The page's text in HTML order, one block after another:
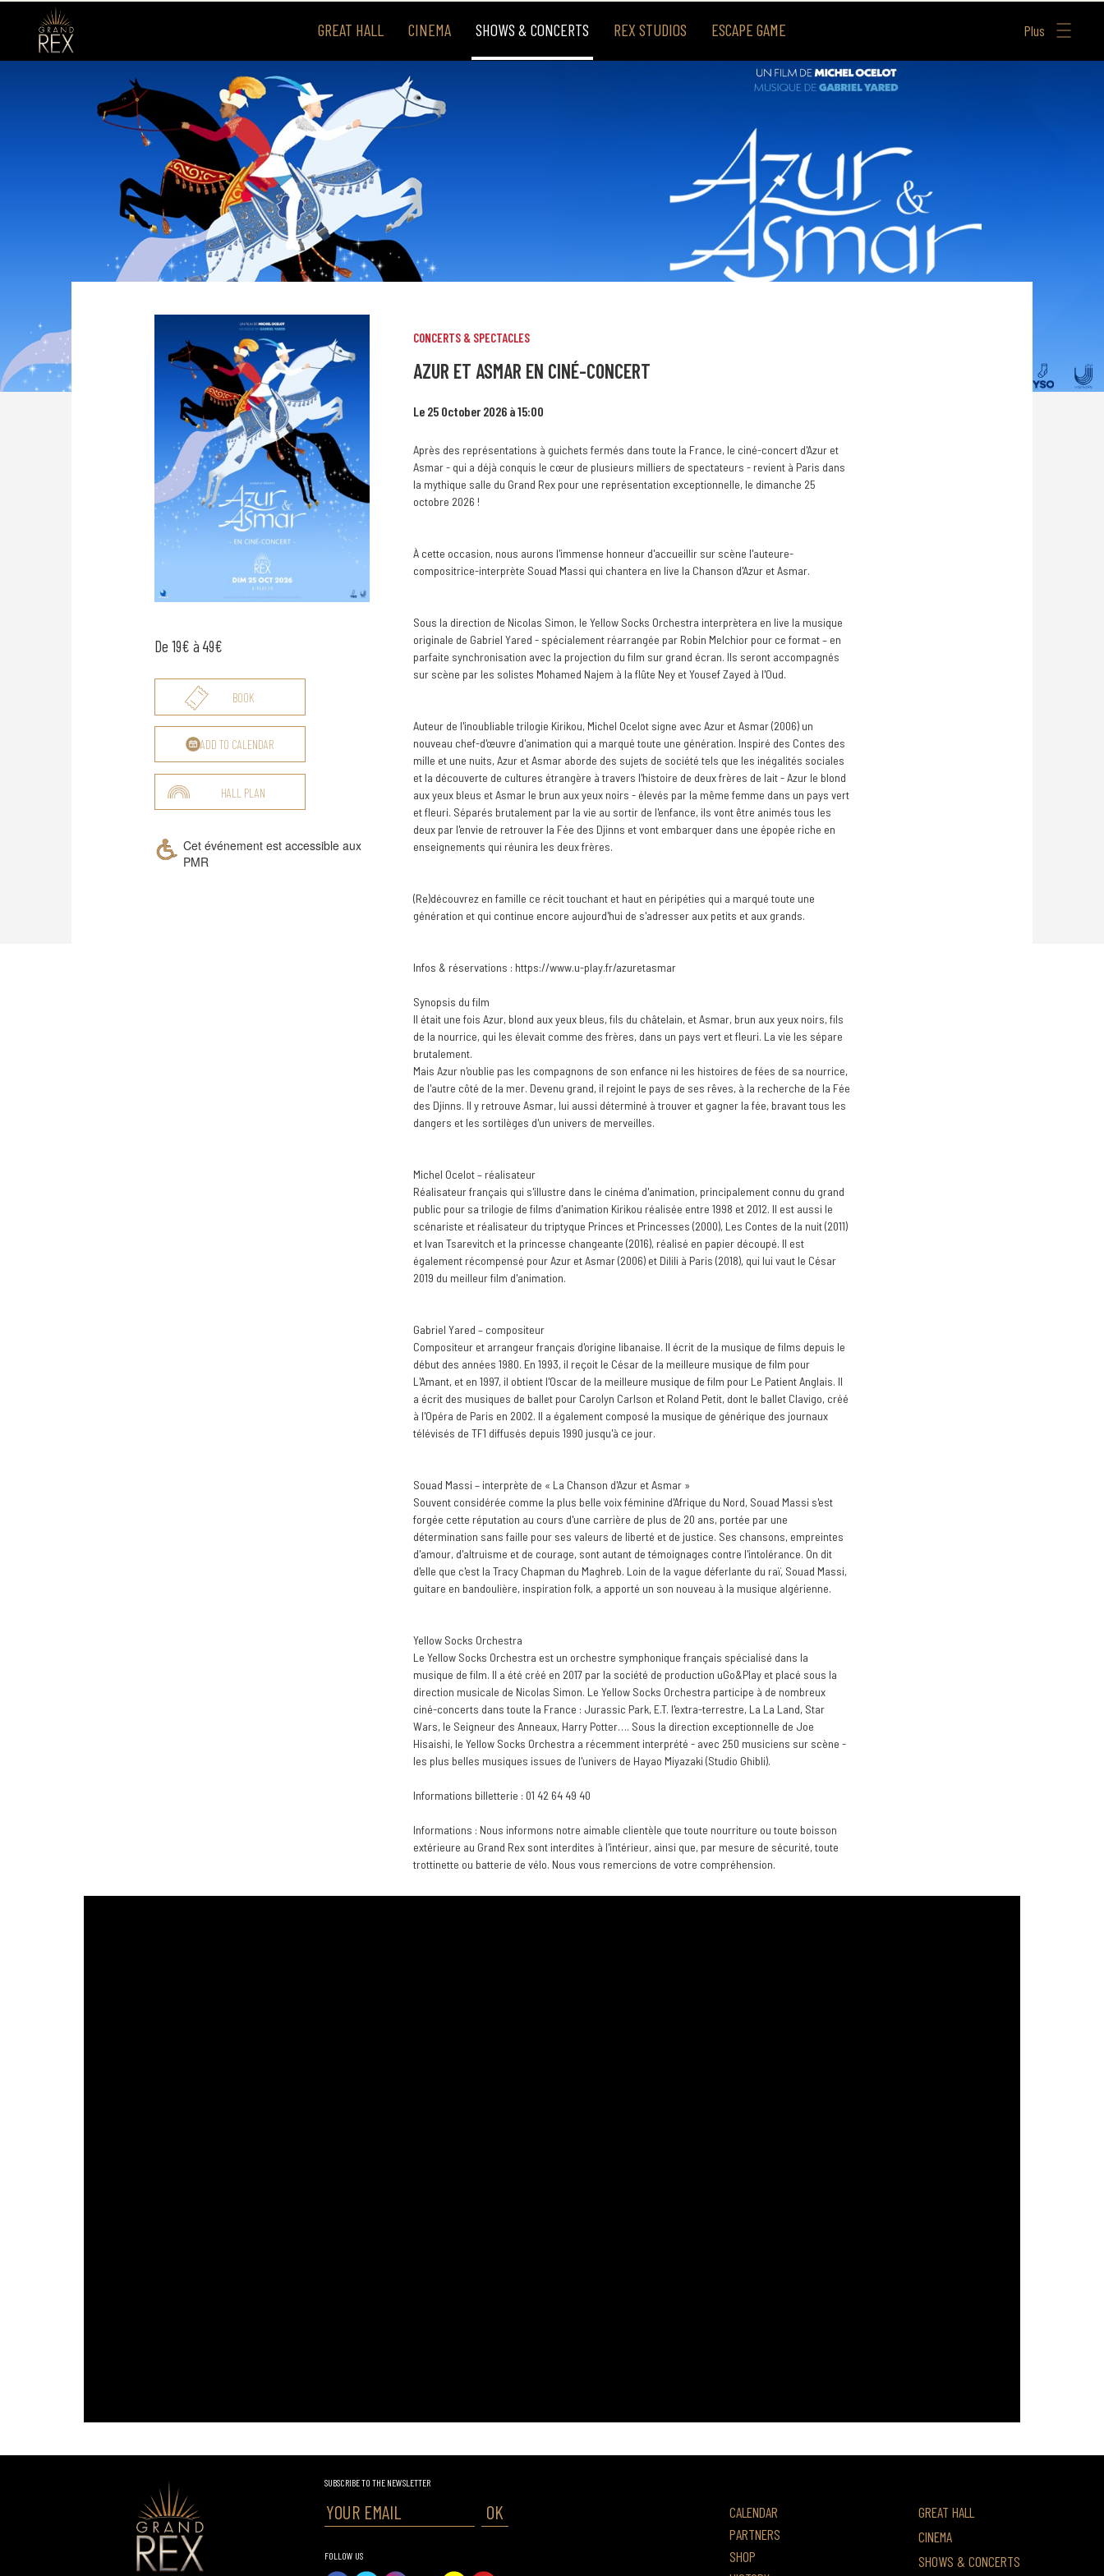
GREAT HALL CINEMA SHOWS & CONCERTS REX STUDIOS ESCAPE GAME Plus
De 19€ à 49€
BOOK
ADD TO CALENDAR
HALL PLAN
Cet événement est accessible aux
PMR
CONCERTS & SPECTACLES
AZUR ET ASMAR EN CINÉ-CONCERT
Le 25 October 2026 à 15:00
Après des représentations à guichets fermés dans toute la France, le ciné-concert d'Azur et
Asmar - qui a déjà conquis le cœur de plusieurs milliers de spectateurs - revient à Paris dans
la mythique salle du Grand Rex pour une représentation exceptionnelle, le dimanche 25
octobre 2026 !
À cette occasion, nous aurons l'immense honneur d'accueillir sur scène l'auteure-
compositrice-interprète Souad Massi qui chantera en live la Chanson d'Azur et Asmar.
Sous la direction de Nicolas Simon, le Yellow Socks Orchestra interprètera en live la musique
originale de Gabriel Yared - spécialement réarrangée par Robin Melchior pour ce format – en
parfaite synchronisation avec la projection du film sur grand écran. Ils seront accompagnés
sur scène par les solistes Mohamed Najem à la flûte Ney et Yousef Zayed à l'Oud.
Auteur de l'inoubliable trilogie Kirikou, Michel Ocelot signe avec Azur et Asmar (2006) un
nouveau chef-d'œuvre d'animation qui a marqué toute une génération. Inspiré des Contes des
mille et une nuits, Azur et Asmar aborde des sujets de société tels que les inégalités sociales
et la découverte de cultures étrangère à travers l'histoire de deux frères de lait - Azur le blond
aux yeux bleus et Asmar le brun aux yeux noirs - élevés par la même femme dans un pays vert
et fleuri. Séparés brutalement par la vie au sortir de l'enfance, ils vont être animés tous les
deux par l'envie de retrouver la Fée des Djinns et vont embarquer dans une épopée riche en
enseignements qui réunira les deux frères.
(Re)découvrez en famille ce récit touchant et haut en péripéties qui a marqué toute une
génération et qui continue encore aujourd'hui de s'adresser aux petits et aux grands.
Infos & réservations : https://www.u-play.fr/azuretasmar
Synopsis du film
Il était une fois Azur, blond aux yeux bleus, fils du châtelain, et Asmar, brun aux yeux noirs, fils
de la nourrice, qui les élevait comme des frères, dans un pays vert et fleuri. La vie les sépare
brutalement.
Mais Azur n'oublie pas les compagnons de son enfance ni les histoires de fées de sa nourrice,
de l'autre côté de la mer. Devenu grand, il rejoint le pays de ses rêves, à la recherche de la Fée
des Djinns. Il y retrouve Asmar, lui aussi déterminé à trouver et gagner la fée, bravant tous les
dangers et les sortilèges d'un univers de merveilles.
Michel Ocelot – réalisateur
Réalisateur français qui s'illustre dans le cinéma d'animation, principalement connu du grand
public pour sa trilogie de films d'animation Kirikou réalisée entre 1998 et 2012. Il est aussi le
scénariste et réalisateur du triptyque Princes et Princesses (2000), Les Contes de la nuit (2011)
et Ivan Tsarevitch et la princesse changeante (2016), réalisé en papier découpé. Il est
également récompensé pour Azur et Asmar (2006) et Dilili à Paris (2018), qui lui vaut le César
2019 du meilleur film d'animation.
Gabriel Yared – compositeur
Compositeur et arrangeur français d'origine libanaise. Il écrit de la musique de films depuis le
début des années 1980. En 1993, il reçoit le César de la meilleure musique de film pour
L'Amant, et en 1997, il obtient l'Oscar de la meilleure musique de film pour Le Patient Anglais. Il
a écrit des musiques de ballet pour Carolyn Carlson et Roland Petit, dont le ballet Clavigo, créé
à l'Opéra de Paris en 2002. Il a également composé la musique de générique des journaux
télévisés de TF1 diffusés depuis 1990 jusqu'à ce jour.
Souad Massi – interprète de « La Chanson d'Azur et Asmar »
Souvent considérée comme la plus belle voix féminine d'Afrique du Nord, Souad Massi s'est
forgée cette réputation au cours d'une carrière de plus de 20 ans, portée par une
détermination sans faille pour ses valeurs de liberté et de justice. Ses chansons, empreintes
d'amour, d'altruisme et de courage, sont autant de témoignages contre l'intolérance. On dit
d'elle que c'est la Tracy Chapman du Maghreb. Loin de la vague déferlante du raï, Souad Massi,
guitare en bandoulière, inspiration folk, a apporté un son nouveau à la musique algérienne.
Yellow Socks Orchestra
Le Yellow Socks Orchestra est un orchestre symphonique français spécialisé dans la
musique de film. Il a été créé en 2017 par la société de production uGo&Play et placé sous la
direction musicale de Nicolas Simon. Le Yellow Socks Orchestra participe à de nombreux
ciné-concerts dans toute la France : Jurassic Park, E.T. l'extra-terrestre, La La Land, Star
Wars, le Seigneur des Anneaux, Harry Potter…. Sous la direction exceptionnelle de Joe
Hisaishi, le Yellow Socks Orchestra a récemment interprété - avec 250 musiciens sur scène -
les plus belles musiques issues de l'univers de Hayao Miyazaki (Studio Ghibli).
Informations billetterie : 01 42 64 49 40
Informations : Nous informons notre aimable clientèle que toute nourriture ou toute boisson
extérieure au Grand Rex sont interdites à l'intérieur, ainsi que, par mesure de sécurité, toute
trottinette ou batterie de vélo. Nous vous remercions de votre compréhension.
SUBSCRIBE TO THE NEWSLETTER
OK
FOLLOW US
CALENDAR
PARTNERS
SHOP
GREAT HALL
CINEMA
SHOWS & CONCERTS